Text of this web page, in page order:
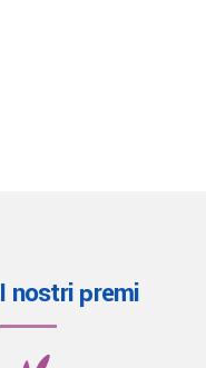
I nostri premi